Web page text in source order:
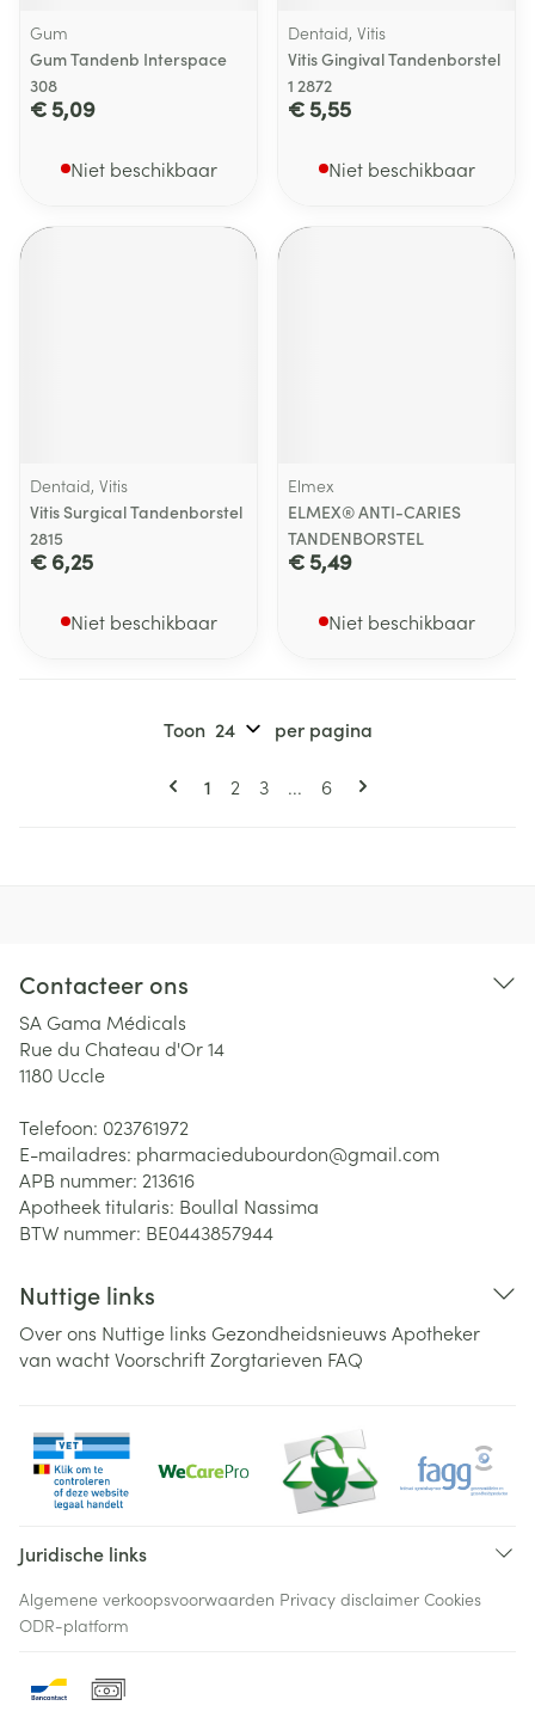
Gum
Gum Tandenb Interspace
308
€ 5,09
Niet beschikbaar
Dentaid, Vitis
Vitis Gingival Tandenborstel
1 2872
€ 5,55
Niet beschikbaar
Dentaid, Vitis
Vitis Surgical Tandenborstel
2815
€ 6,25
Niet beschikbaar
Elmex
ELMEX® ANTI-CARIES
TANDENBORSTEL
€ 5,49
Niet beschikbaar
Pagina's
U lees momenteel pagina
1 Pagina
2 Pagina
3 ... Pagina
6
Toon per pagina
Contacteer ons
SA Gama Médicals
Rue du Chateau d'Or 14
1180 Uccle
Telefoon: 023761972
E-mailadres: pharmaciedubourdon@gmail.com
APB nummer: 213616
Apotheek titularis: Boullal Nassima
BTW nummer: BE0443857944
Nuttige links
Over ons Nuttige links Gezondheidsnieuws Apotheker
van wachtVoorschriftZorgtarieven FAQ
Juridische links
Algemene verkoopsvoorwaarden Privacy disclaimer Cookies
ODR-platform